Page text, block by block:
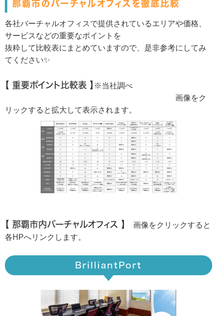
那覇市のバーチャルオフィスを徹底比較
各社バーチャルオフィスで提供されているエリアや価格、
サービスなどの重要なポイントを
抜粋して比較表にまとめていますので、是非参考にしてみ
てください✨
【 重要ポイント比較表 】 ※当社調べ
画像をク
リックすると拡大して表示されます。
【 那覇市内バーチャルオフィス 】
画像をクリックすると
各HPへリンクします。
BrilliantPort